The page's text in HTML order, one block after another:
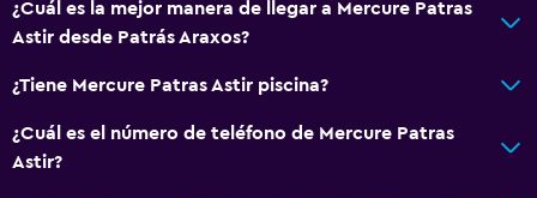
¿Cuál es la mejor manera de llegar a Mercure Patras
Astir desde Patrás Araxos?
¿Tiene Mercure Patras Astir piscina?
¿Cuál es el número de teléfono de Mercure Patras
Astir?